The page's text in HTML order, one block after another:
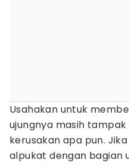
Usahakan untuk
ujungnya masih
kerusakan apa pun.
alpukat dengan bagian